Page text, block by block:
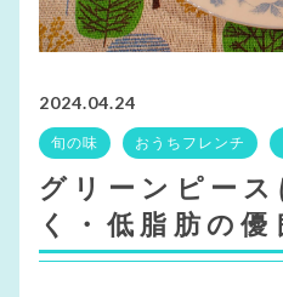
2024.04.24
旬の味 おうちフレンチ
グリーンピー
く・低脂肪の優